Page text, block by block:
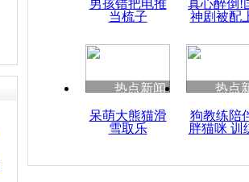
男孩错把电推
当梳子
真心醉倒!
神剧被配
热点新闻
呆萌大熊猫滑
雪取乐
热点
狗教练陪
胖猫咪 训